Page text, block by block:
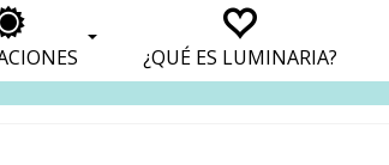
¿QUÉ ES LUMINARIA?